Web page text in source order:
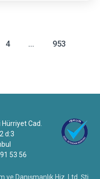
4 ... 953
Cad.
d:3
53 56
Danışmanlık Hiz. Ltd. Şti.